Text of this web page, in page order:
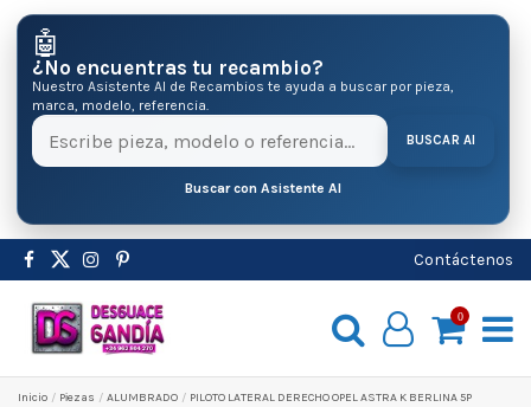
🤖
¿No encuentras tu recambio?
Nuestro Asistente AI de Recambios te ayuda a buscar por pieza,
marca, modelo, referencia.
BUSCAR AI
Buscar con Asistente AI
Contáctenos
0
Inicio Pіezas ALUMBRADO
PILOTO LATERAL DERECHO OPEL ASTRA K BERLINA 5P